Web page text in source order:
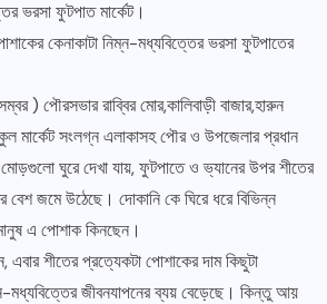
ভরসা ফুটপাত মার্কেট।
কেনাকাটা নিম্ন-মধ্যবিত্তের ভরসা ফুটপাতের
) পৌরসভার রাব্বির মোর,কালিবাড়ী বাজার,হারুন
মার্কেট সংলগ্ন এলাকাসহ পৌর ও উপজেলার প্রধান
ঘুরে দেখা যায়, ফুটপাতে ও ভ্যানের উপর শীতের
বেশ জমে উঠেছে। দোকানি কে ঘিরে ধরে বিভিন্ন
এ পোশাক কিনছেন।
এবার শীতের প্রত্যেকটা পোশাকের দাম কিছুটা
মধ্যবিত্তের জীবনযাপনের ব্যয় বেড়েছে। কিন্তু আয়